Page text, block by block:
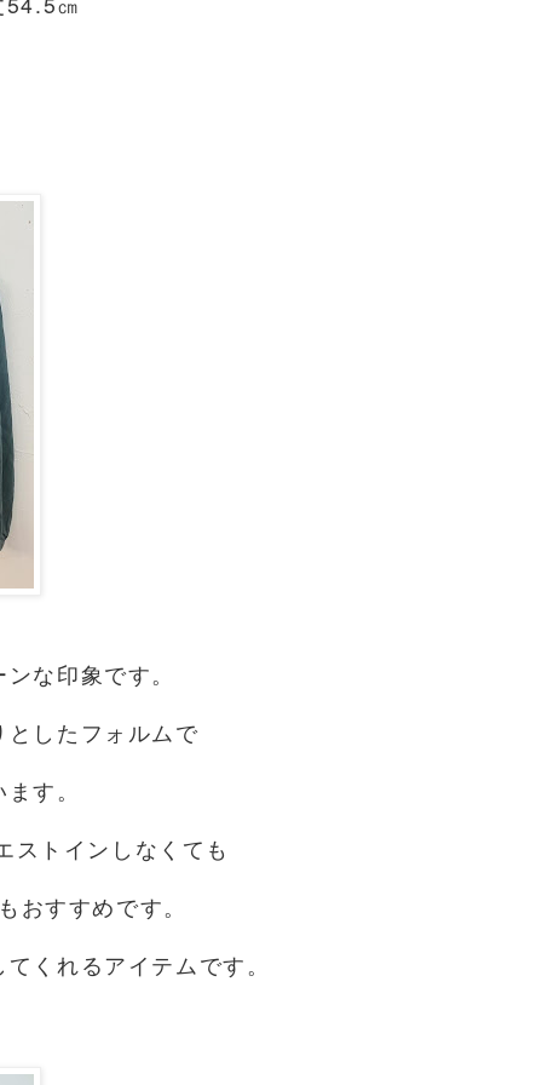
な印象です。
したフォルムで
す。
ストインしなくても
おすすめです。
くれるアイテムです。